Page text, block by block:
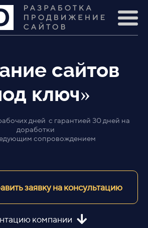
сайтов
ключ»
дней с гарантией 30 дней на
доработки
сопровождением
заявку на консультацию
компании